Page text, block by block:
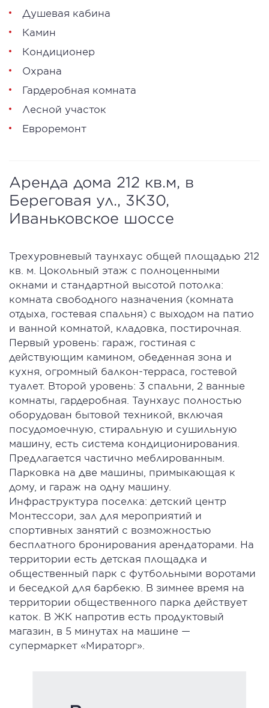
Душевая кабина
Камин
Кондиционер
Охрана
Гардеробная комната
Лесной участок
Евроремонт
Аренда дома 212 кв.м, в
Береговая ул., 3К30,
Иваньковское шоссе
Трехуровневый таунхаус общей площадью 212
кв. м. Цокольный этаж с полноценными
окнами и стандартной высотой потолка:
комната свободного назначения (комната
отдыха, гостевая спальня) с выходом на патио
и ванной комнатой, кладовка, постирочная.
Первый уровень: гараж, гостиная с
действующим камином, обеденная зона и
кухня, огромный балкон-терраса, гостевой
туалет. Второй уровень: 3 спальни, 2 ванные
комнаты, гардеробная. Таунхаус полностью
оборудован бытовой техникой, включая
посудомоечную, стиральную и сушильную
машину, есть система кондиционирования.
Предлагается частично меблированным.
Парковка на две машины, примыкающая к
дому, и гараж на одну машину.
Инфраструктура поселка: детский центр
Монтессори, зал для мероприятий и
спортивных занятий с возможностью
бесплатного бронирования арендаторами. На
территории есть детская площадка и
общественный парк с футбольными воротами
и беседкой для барбекю. В зимнее время на
территории общественного парка действует
каток. В ЖК напротив есть продуктовый
магазин, в 5 минутах на машине —
супермаркет «Мираторг».